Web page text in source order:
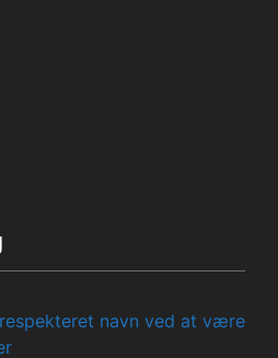
navn ved at være